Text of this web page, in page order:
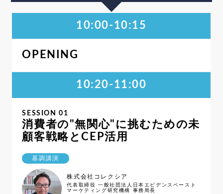
10:00-10:15
OPENING
10:20-11:00
SESSION 01
消費者の"無関心"に挑むための未
顧客戦略とCEP活用
基調講演
株式会社コレクシア
代表取締役 一般社団法人日本エビデンスベースト
マーケティング研究機構 事務局長